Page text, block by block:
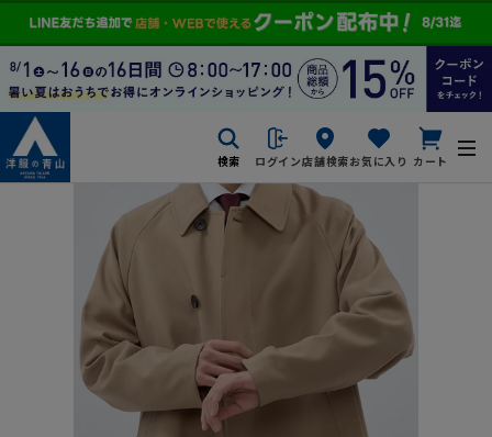
検索 ログイン店舗検索お気に入り カート